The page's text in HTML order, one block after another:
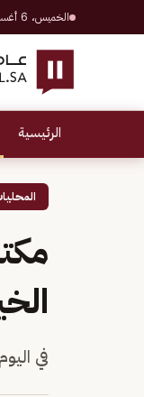
الخميس، 6 أغسطس 2026 · 23 صفر 1448 هـ
الرئيسية
في اليوم